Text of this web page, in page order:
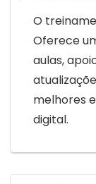
O
Oferece
aulas,
melhores
digital.